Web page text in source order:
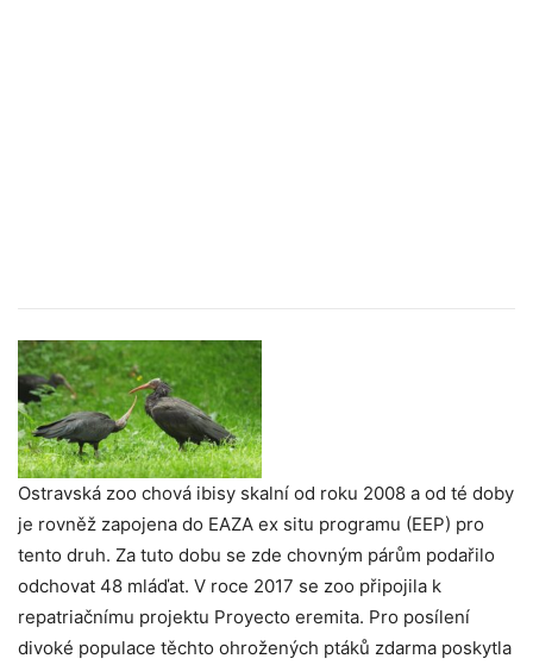
Ostravská zoo chová ibisy skalní od roku 2008 a od té doby
je rovněž zapojena do EAZA ex situ programu (EEP) pro
tento druh. Za tuto dobu se zde chovným párům podařilo
odchovat 48 mláďat. V roce 2017 se zoo připojila k
repatriačnímu projektu Proyecto eremita. Pro posílení
divoké populace těchto ohrožených ptáků zdarma poskytla